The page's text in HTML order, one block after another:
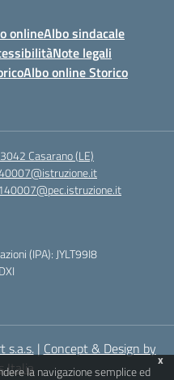
onlineAlbo sindacale
Note legali
Albo online Storico
Casarano (LE)
(IPA): JYLT99I8
s.a.s.| Concept & Design by
Italia
x
la navigazione semplice ed